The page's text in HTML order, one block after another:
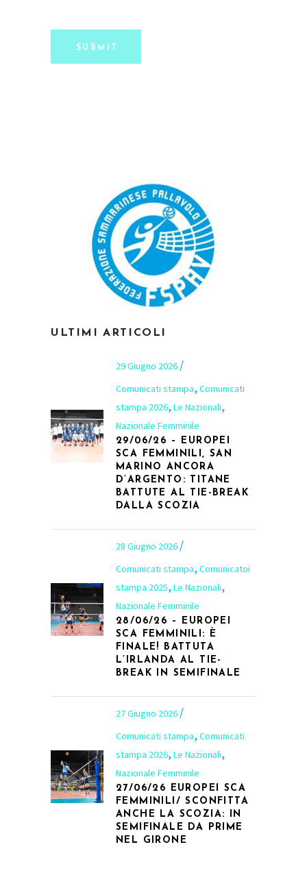
SUBMIT
ULTIMI ARTICOLI
29 Giugno 2026
Comunicati stampa, Comunicati
stampa 2026, Le Nazionali,
Nazionale Femminile
29/06/26 – EUROPEI
SCA FEMMINILI, SAN
MARINO ANCORA
D’ARGENTO: TITANE
BATTUTE AL TIE-BREAK
DALLA SCOZIA
28 Giugno 2026
Comunicati stampa, Comunicatoi
stampa 2025, Le Nazionali,
Nazionale Femminile
28/06/26 – EUROPEI
SCA FEMMINILI: È
FINALE! BATTUTA
L’IRLANDA AL TIE-
BREAK IN SEMIFINALE
27 Giugno 2026
Comunicati stampa, Comunicati
stampa 2026, Le Nazionali,
Nazionale Femminile
27/06/26 EUROPEI SCA
FEMMINILI/ SCONFITTA
ANCHE LA SCOZIA: IN
SEMIFINALE DA PRIME
NEL GIRONE